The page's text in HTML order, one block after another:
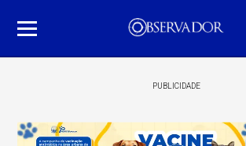
PUBLICIDADE